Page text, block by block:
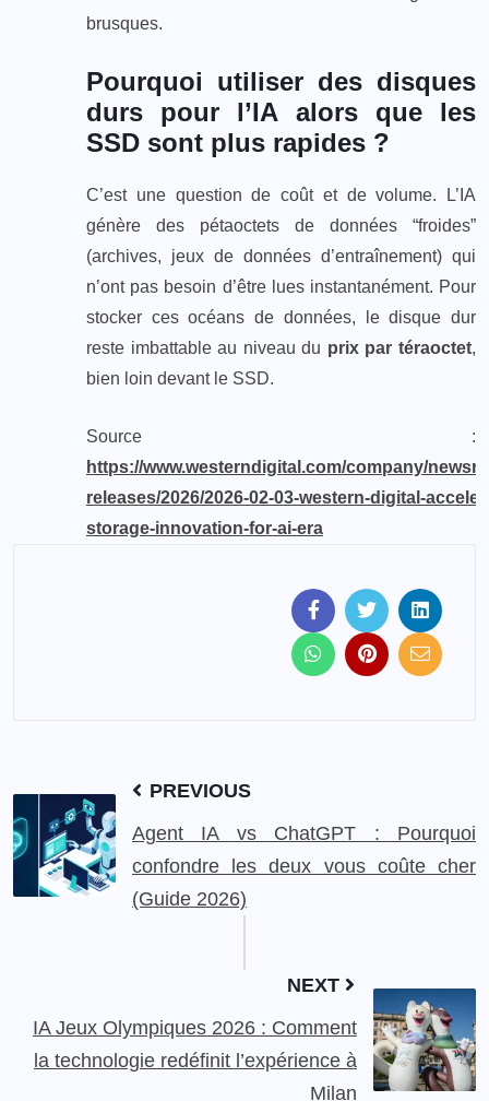
brusques.
Pourquoi utiliser des disques
durs pour l’IA alors que les
SSD sont plus rapides ?
C’est une question de coût et de volume. L’IA
génère des pétaoctets de données “froides”
(archives, jeux de données d’entraînement) qui
n’ont pas besoin d’être lues instantanément. Pour
stocker ces océans de données, le disque dur
reste imbattable au niveau du prix par téraoctet,
bien loin devant le SSD.
Source :
https://www.westerndigital.com/company/
releases/2026/2026-02-03-western-digital-
storage-innovation-for-ai-era
PREVIOUS
Agent IA vs ChatGPT : Pourquoi
confondre les deux vous coûte cher
(Guide 2026)
NEXT
IA Jeux Olympiques 2026 : Comment
la technologie redéfinit l’expérience à
Milan